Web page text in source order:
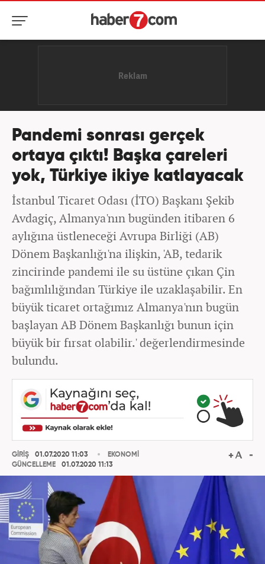
Pandemi sonrası gerçek
ortaya çıktı! Başka çareleri
yok, Türkiye ikiye katlayacak
İstanbul Ticaret Odası (İTO) Başkanı Şekib
Avdagiç, Almanya'nın bugünden itibaren 6
aylığına üstleneceği Avrupa Birliği (AB)
Dönem Başkanlığı'na ilişkin, 'AB, tedarik
zincirinde pandemi ile su üstüne çıkan Çin
bağımlılığından Türkiye ile uzaklaşabilir. En
büyük ticaret ortağımız Almanya'nın bugün
başlayan AB Dönem Başkanlığı bunun için
büyük bir fırsat olabilir.' değerlendirmesinde
bulundu.
GİRİŞ
01.07.2020 11:03
GÜNCELLEME
01.07.2020 11:13
EKONOMİ